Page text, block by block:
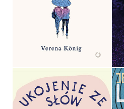
VERENA KÖNIG
OPRAWA MIĘKKA
54,99 ZŁ